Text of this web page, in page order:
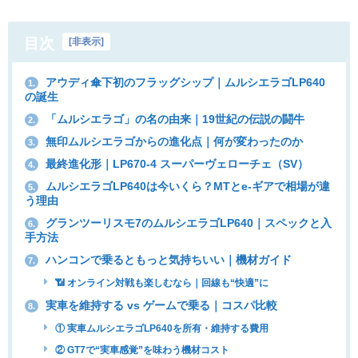
目次 [非表示]
1.
アウディ傘下初のフラッグシップ｜ムルシエラゴLP640
の誕生
2. 「ムルシエラゴ」の名の由来｜19世紀の伝説の闘牛
3. 無印ムルシエラゴからの進化点｜何が変わったのか
4. 最終進化形｜LP670-4 スーパーヴェローチェ（SV）
5.
ムルシエラゴLP640は今いくら？MTとe-ギアで相場が違
う理由
6.
グランツーリスモ7のムルシエラゴLP640｜スペックと入
手方法
7. ハンコンで乗るともっと気持ちいい｜機材ガイド
📶 オンライン対戦も楽しむなら｜回線も“快適”に
8. 実車を維持する vs ゲームで乗る｜コスパ比較
① 実車ムルシエラゴLP640を所有・維持する費用
② GT7で“実車感覚”を味わう機材コスト